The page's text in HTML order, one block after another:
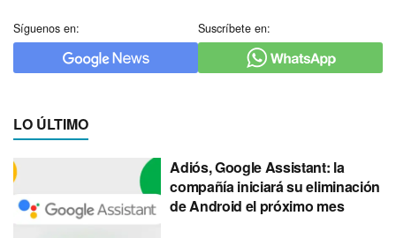
Síguenos en: Suscríbete en:
LO ÚLTIMO
Adiós, Google Assistant: la
compañía iniciará su eliminación
de Android el próximo mes